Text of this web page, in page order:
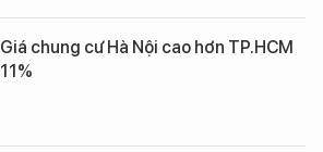
Giá chung cư Hà Nội cao hơn TP.HCM
11%